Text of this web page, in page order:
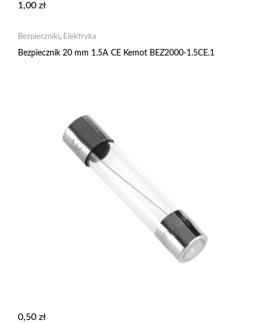
1,00 zł
Bezpieczniki, Elektryka
Bezpiecznik 20 mm 1.5A CE Kemot BEZ2000-1.5CE.1
0,50 zł